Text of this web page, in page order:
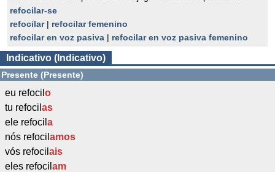
refocilar-se
refocilar| refocilar femenino
refocilar en voz pasiva | refocilar en voz pasiva femenino
Indicativo (Indicativo)
Presente (Presente)
eu refocil o
tu refocil as
ele refocil a
nós refocil amos
vós refocil ais
eles refocil am